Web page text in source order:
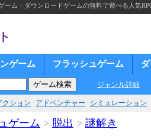
ーム・ダウンロードゲームの無料で遊べる人気
ゲーム フラッシュゲーム
ジャンル詳細
クション アドベンチャー シミュレーション
ゲーム > 脱出 > 謎解き